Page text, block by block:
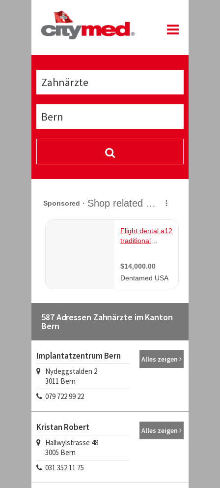
587 Adressen Zahnärzte im Kanton
Bern
Implantatzentrum Bern
Nydeggstalden 2
3011 Bern
079 722 99 22
Alles zeigen
Kristan Robert
Hallwylstrasse 48
3005 Bern
031 352 11 75
Alles zeigen